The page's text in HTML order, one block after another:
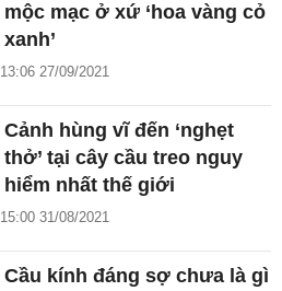
mộc mạc ở xứ ‘hoa vàng cỏ
xanh’
13:06 27/09/2021
Cảnh hùng vĩ đến ‘nghẹt
thở’ tại cây cầu treo nguy
hiểm nhất thế giới
15:00 31/08/2021
Cầu kính đáng sợ chưa là gì